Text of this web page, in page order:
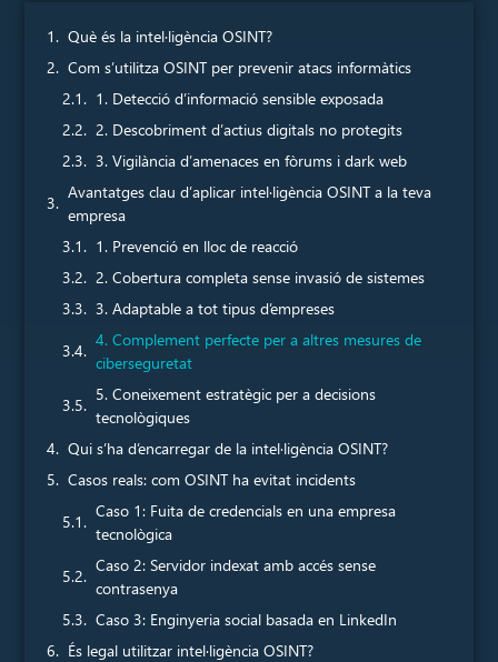
Què és la intel·ligència OSINT?
Com s’utilitza OSINT per prevenir atacs informàtics
1. Detecció d’informació sensible exposada
2. Descobriment d’actius digitals no protegits
3. Vigilància d’amenaces en fòrums i dark web
Avantatges clau d’aplicar intel·ligència OSINT a la teva
empresa
1. Prevenció en lloc de reacció
2. Cobertura completa sense invasió de sistemes
3. Adaptable a tot tipus d’empreses
4. Complement perfecte per a altres mesures de
ciberseguretat
5. Coneixement estratègic per a decisions
tecnològiques
Qui s’ha d’encarregar de la intel·ligència OSINT?
Casos reals: com OSINT ha evitat incidents
Caso 1: Fuita de credencials en una empresa
tecnològica
Caso 2: Servidor indexat amb accés sense
contrasenya
Caso 3: Enginyeria social basada en LinkedIn
És legal utilitzar intel·ligència OSINT?